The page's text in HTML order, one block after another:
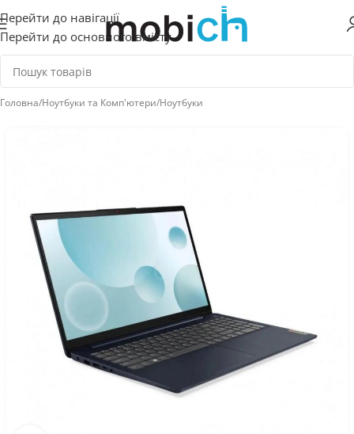
Перейти до навігації
Перейти до основного вмісту
Головна/Ноутбуки та Комп'ютери/Ноутбуки